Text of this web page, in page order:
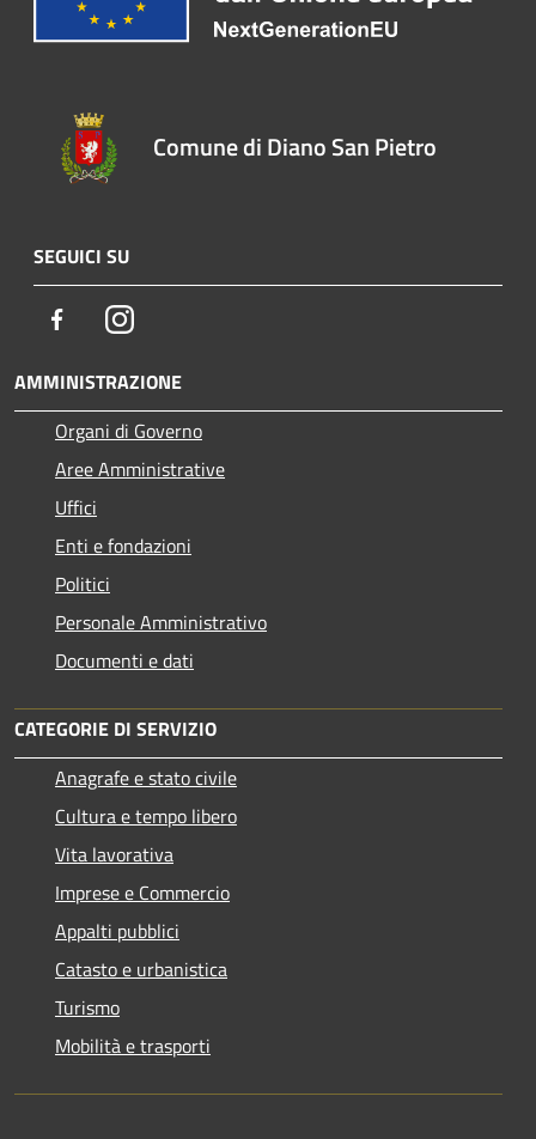
Comune di Diano San Pietro
SEGUICI SU
FacebookInstagram
AMMINISTRAZIONE
Organi di Governo
Aree Amministrative
Uffici
Enti e fondazioni
Politici
Personale Amministrativo
Documenti e dati
CATEGORIE DI SERVIZIO
Anagrafe e stato civile
Cultura e tempo libero
Vita lavorativa
Imprese e Commercio
Appalti pubblici
Catasto e urbanistica
Turismo
Mobilità e trasporti